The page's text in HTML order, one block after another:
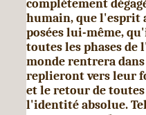
complètement
humain, que l'esprit
posées lui-même,
toutes les phases de
monde rentrera dans
replieront vers leur
et le retour de toutes
l'identité absolue.